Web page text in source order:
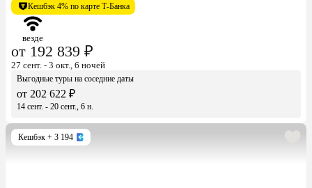
Кешбэк 4% по карте Т-Банка
везде
от 192 839 ₽
27 сент. - 3 окт., 6 ночей
Выгодные туры на соседние даты
от 202 622 ₽
14 сент. - 20 сент., 6 н.
Кешбэк + 3 194